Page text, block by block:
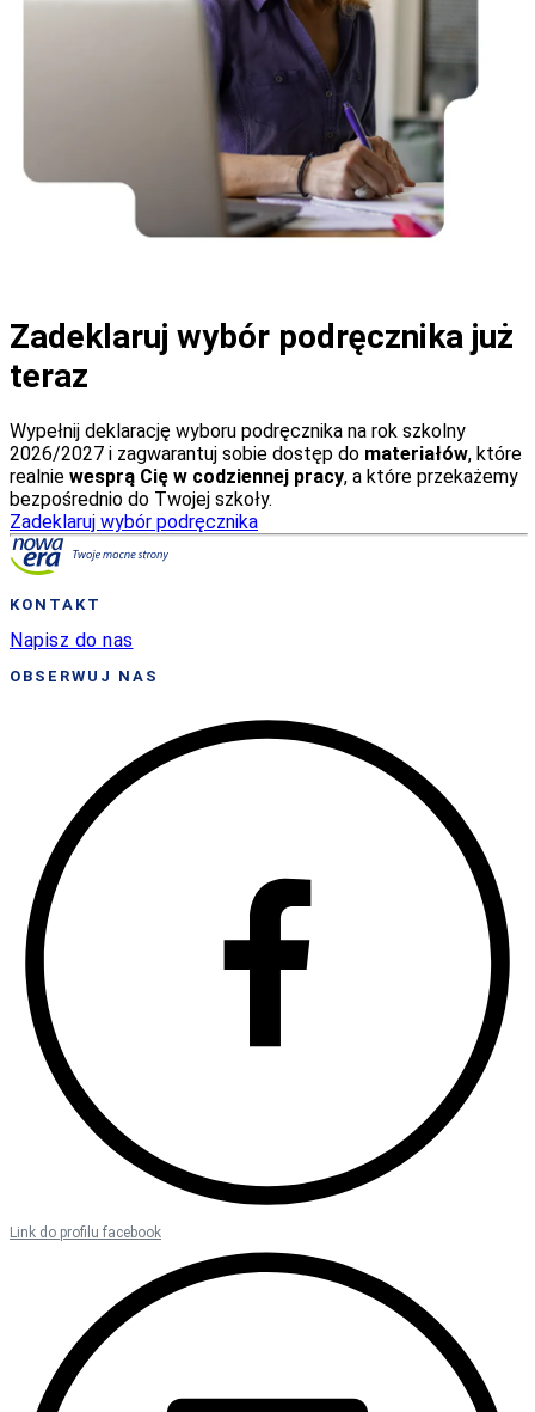
Zadeklaruj wybór podręcznika już
teraz
Wypełnij deklarację wyboru podręcznika na rok szkolny
2026/2027 i zagwarantuj sobie dostęp do materiałów, które
realnie wesprą Cię w codziennej pracy, a które przekażemy
bezpośrednio do Twojej szkoły.
Zadeklaruj wybór podręcznika
KONTAKT
Napisz do nas
OBSERWUJ NAS
Link do profilu facebook